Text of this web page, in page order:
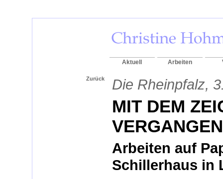
Aktuell Arbeiten
Zurück Die Rheinpfalz,
MIT DEM
Arbeiten auf
Schillerhaus in